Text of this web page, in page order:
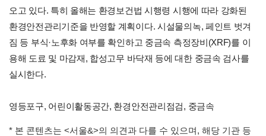
오고 있다. 특히 올해는 환경보건법 시행령 시행에 따라 강화된
환경안전관리기준을 반영할 계획이다. 시설물의녹, 페인트 벗겨
짐 등 부식·노후화 여부를 확인하고 중금속 측정장비(XRF)를 이
용해 도료 및 마감재, 합성고무 바닥재 등에 대한 중금속 검사를
실시한다.
영등포구, 어린이활동공간, 환경안전관리점검, 중금속
* 본 콘텐츠는 <서울&>의 의견과 다를 수 있으며, 해당 기관 등